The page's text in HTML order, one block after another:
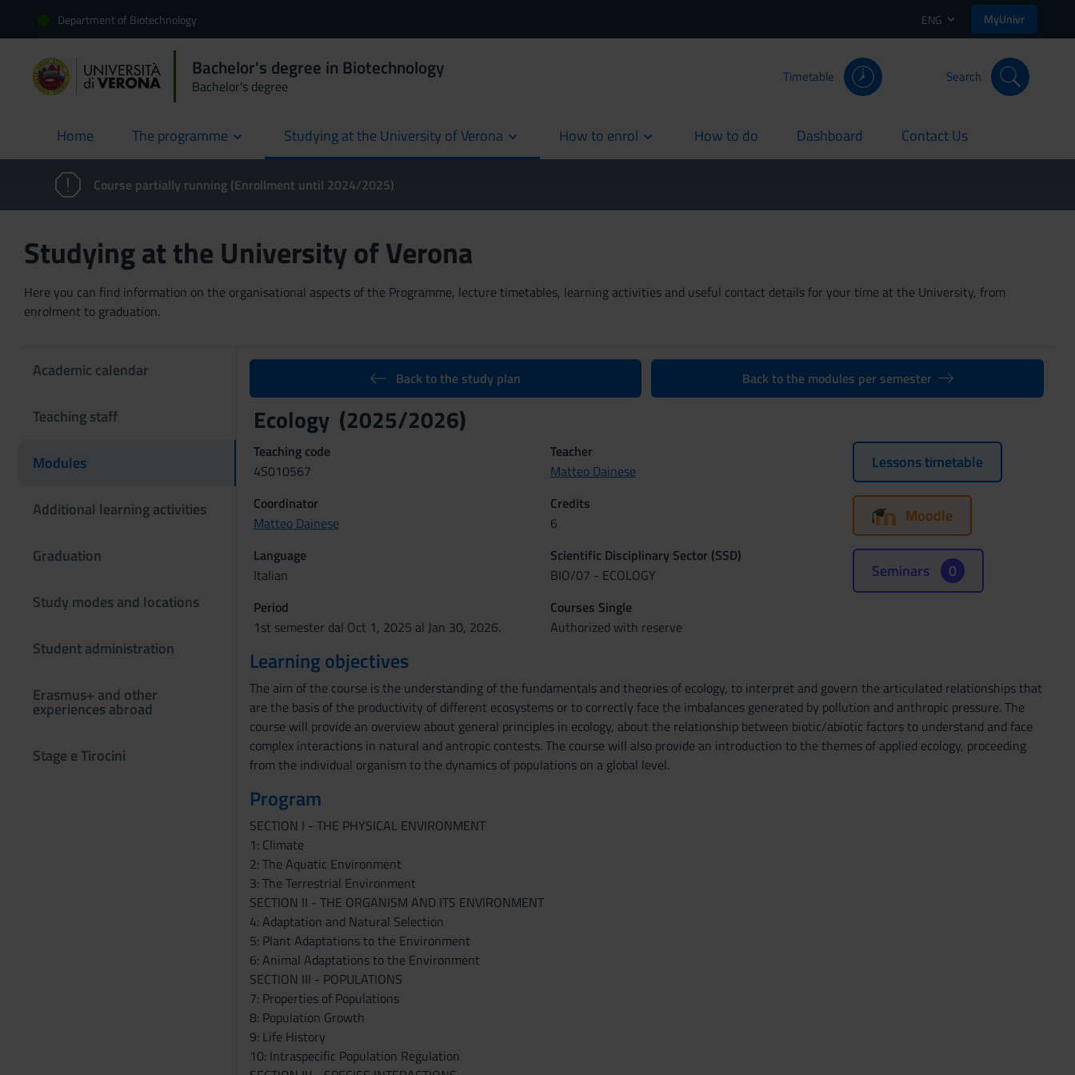
Department of Biotechnology ENG MyUnivr
Bachelor's degree in Biotechnology
Bachelor's degree
Timetable Search
Home
current The programme Studying at the University of Verona How to enrol How to do
current Dashboard
current Contact Us
current
Course partially running (Enrollment until 2024/2025)
Studying at the University of Verona
Here you can find information on the organisational aspects of the Programme, lecture timetables, learning activities and useful contact details for your time at the University, from
enrolment to graduation.
Academic calendar
Teaching staff
Modules
Additional learning activities
Graduation
Study modes and locations
Student administration
Erasmus+ and other
experiences abroad
Stage e Tirocini
Back to the study plan Back to the modules per semester
Ecology (2025/2026)
Teaching code
4S010567
Teacher
Matteo Dainese
Coordinator
Matteo Dainese
Credits
6
Language
Italian
Scientific Disciplinary Sector (SSD)
BIO/07 - ECOLOGY
Period
1st semester dal Oct 1, 2025 al Jan 30, 2026.
Courses Single
Authorized with reserve
Lessons timetable
Moodle
Seminars 0
Learning objectives
The aim of the course is the understanding of the fundamentals and theories of ecology, to interpret and govern the articulated relationships that
are the basis of the productivity of different ecosystems or to correctly face the imbalances generated by pollution and anthropic pressure. The
course will provide an overview about general principles in ecology, about the relationship between biotic/abiotic factors to understand and face
complex interactions in natural and antropic contests. The course will also provide an introduction to the themes of applied ecology, proceeding
from the individual organism to the dynamics of populations on a global level.
Program
SECTION I - THE PHYSICAL ENVIRONMENT
1: Climate
2: The Aquatic Environment
3: The Terrestrial Environment
SECTION II - THE ORGANISM AND ITS ENVIRONMENT
4: Adaptation and Natural Selection
5: Plant Adaptations to the Environment
6: Animal Adaptations to the Environment
SECTION III - POPULATIONS
7: Properties of Populations
8: Population Growth
9: Life History
10: Intraspecific Population Regulation